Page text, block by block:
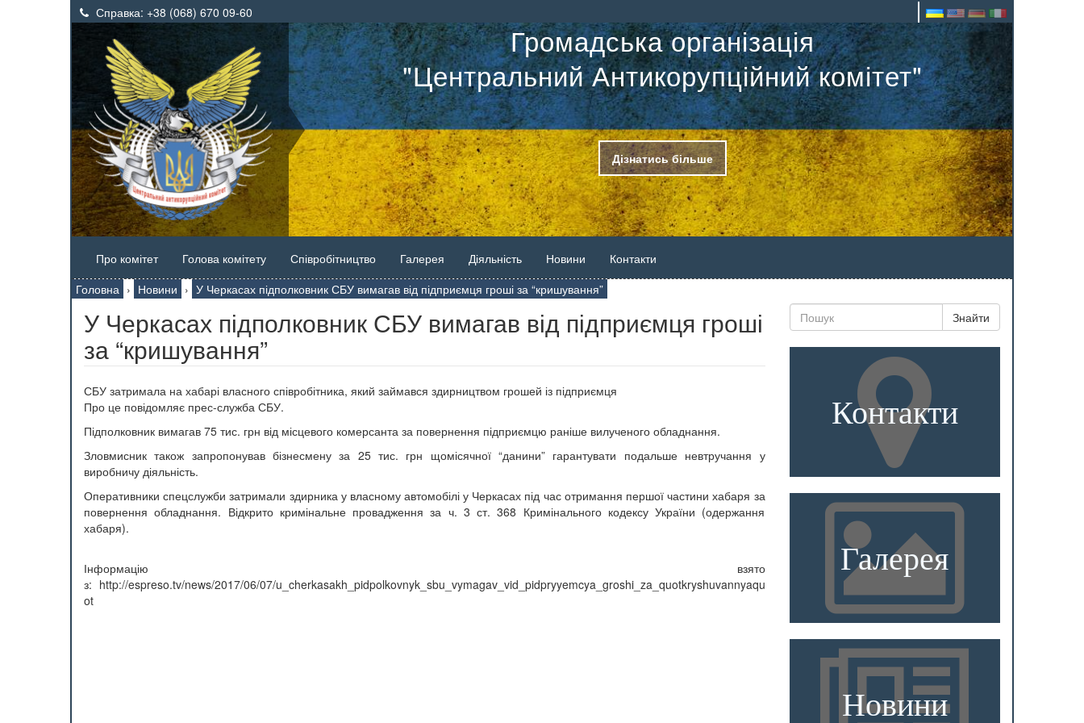
Справка: +38 (068) 670 09-60
Громадська організація
"Центральний Антикорупційний комітет"
Дізнатись більше
Про комітет Голова комітету Співробітництво Галерея Діяльність Новини
Контакти
Головна › Новини › У Черкасах підполковник СБУ вимагав від підприємця гроші за “кришування”
У Черкасах підполковник СБУ вимагав від підприємця гроші
за “кришування”
СБУ затримала на хабарі власного співробітника, який займався здирництвом грошей із підприємця
Про це повідомляє прес-служба СБУ.
Підполковник вимагав 75 тис. грн від місцевого комерсанта за повернення підприємцю раніше вилученого обладнання.
Зловмисник також запропонував бізнесмену за 25 тис. грн щомісячної “данини” гарантувати подальше невтручання у
виробничу діяльність.
Оперативники спецслужби затримали здирника у власному автомобілі у Черкасах під час отримання першої частини хабаря за
повернення обладнання. Відкрито кримінальне провадження за ч. 3 ст. 368 Кримінального кодексу України (одержання
хабаря).
Інформацію взято
з: http://espreso.tv/news/2017/06/07/u_cherkasakh_pidpolkovnyk_sbu_vymagav_vid_pidpryyemcya_groshi_za_quotkryshuvannyaqu
ot
Знайти
Контакти
Галерея
Новини